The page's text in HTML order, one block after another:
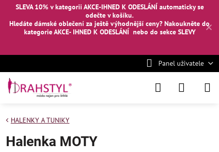
✕
SLEVA 10% v kategorii AKCE-IHNED K ODESLÁNÍ automaticky se
odečte v košíku.
Hledáte dámské oblečení za ještě výhodnější ceny? Nakoukněte do
kategorie AKCE- IHNED K ODESLÁNÍ nebo do sekce SLEVY
Panel uživatele
HALENKY A TUNIKY
Halenka MOTY